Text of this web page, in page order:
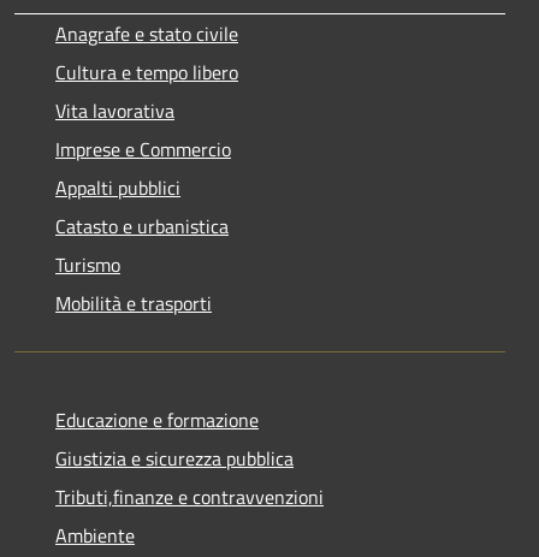
Anagrafe e stato civile
Cultura e tempo libero
Vita lavorativa
Imprese e Commercio
Appalti pubblici
Catasto e urbanistica
Turismo
Mobilità e trasporti
Educazione e formazione
Giustizia e sicurezza pubblica
Tributi,finanze e contravvenzioni
Ambiente